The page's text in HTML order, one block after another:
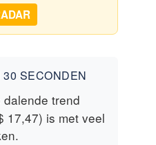
SECONDEN
dalende trend
17,47) is met veel